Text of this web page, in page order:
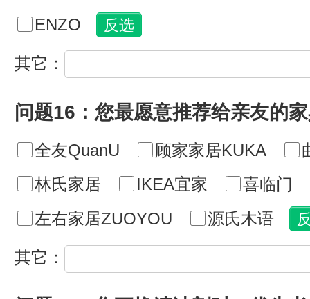
ENZO
其它：
问题16：您最愿意推荐给亲友的
全友QuanU 顾家家居KUKA
林氏家居
IKEA宜家
喜临门
左右家居ZUOYOU
源氏木语
其它：